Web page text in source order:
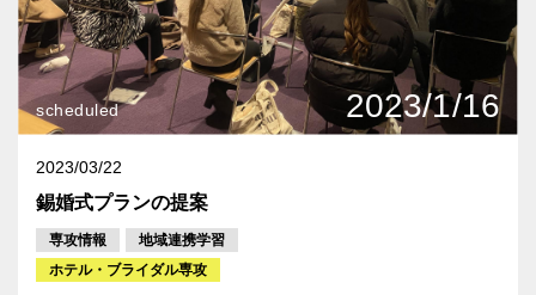
scheduled 2023/1/16
2023/03/22
錫婚式プランの提案
専攻情報
地域連携学習
ホテル・ブライダル専攻